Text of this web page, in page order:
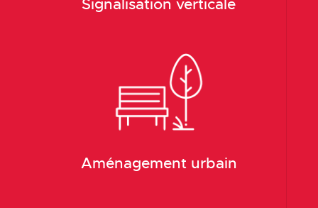
Signalisation verticale
Aménagement urbain